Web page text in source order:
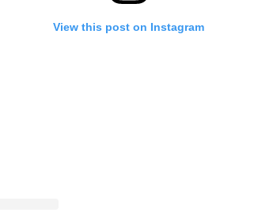
View this post on Instagram